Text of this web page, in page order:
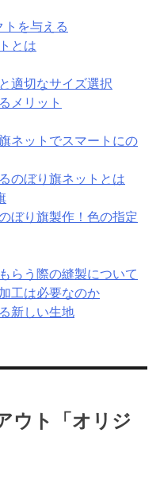
トを与える
とは
適切なサイズ選択
メリット
ネットでスマートにの
のぼり旗ネットとは
ぼり旗製作！色の指定
らう際の縫製について
工は必要なのか
新しい生地
ウト「オリジ